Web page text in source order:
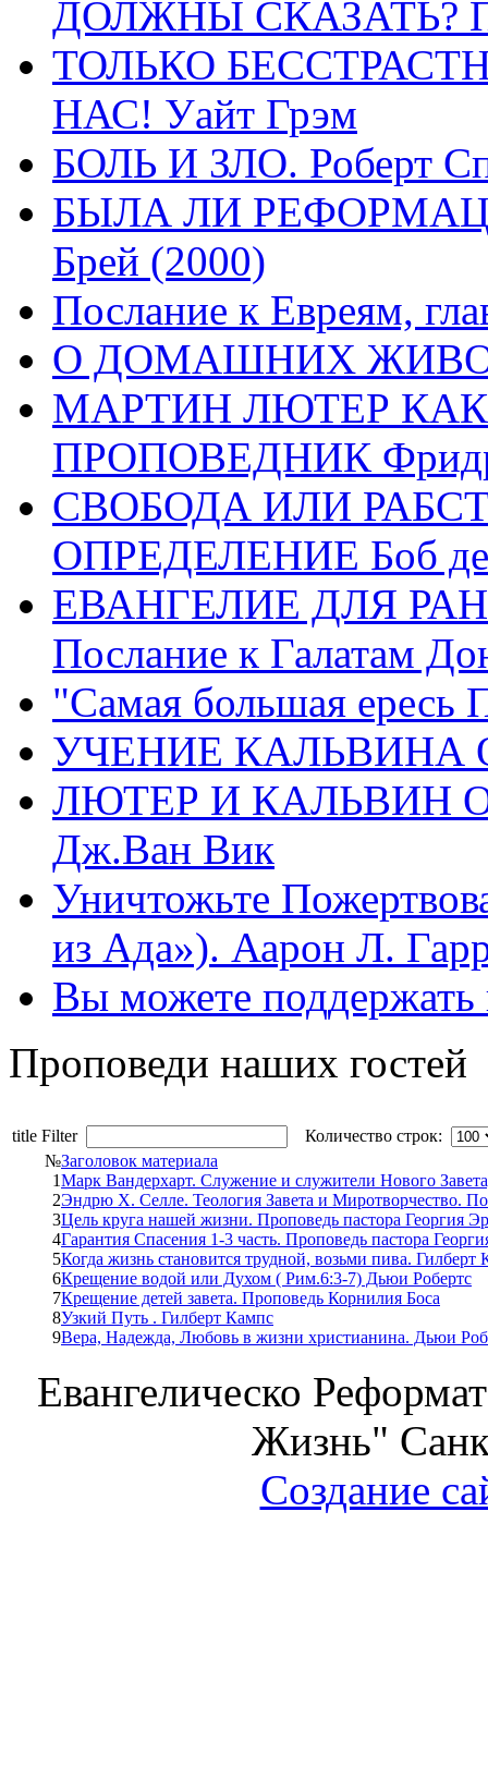
ДОЛЖНЫ СКАЗАТЬ?
ТОЛЬКО
НАС! Уайт Грэм
БОЛЬ И ЗЛО. Роберт
БЫЛА ЛИ
Брей (2000)
Послание к Евреям,
О ДОМАШНИХ
МАРТИН ЛЮТЕР
ПРОПОВЕДНИК
СВОБОДА ИЛИ
ОПРЕДЕЛЕНИЕ Боб де
ЕВАНГЕЛИЕ ДЛЯ
Послание к Галатам
"Самая большая ересь
УЧЕНИЕ КАЛЬВИНА
ЛЮТЕР И КАЛЬВИН
Дж.Ван Вик
Уничтожьте
из Ада»). Аарон Л.
Вы можете
Проповеди наших гостей
title Filter
Количество строк:
№Заголовок материала
1Марк Вандерхарт. Служение и служители Нового
2Эндрю Х. Селле. Теология Завета и Миротворчество.
3Цель круга нашей жизни. Проповедь пастора Георгия
4Гарантия Спасения 1-3 часть. Проповедь пастора
5Когда жизнь становится трудной, возьми пива. Гилберт
6Крещение водой или Духом ( Рим.6:3-7) Дьюи Робертс
7Крещение детей завета. Проповедь Корнилия Боса
8Узкий Путь . Гилберт Кампс
9Вера, Надежда, Любовь в жизни христианина. Дьюи
Евангелическо
Жизнь"
Создание